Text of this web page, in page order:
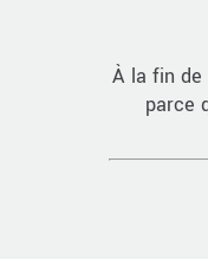
À la fin de
parce